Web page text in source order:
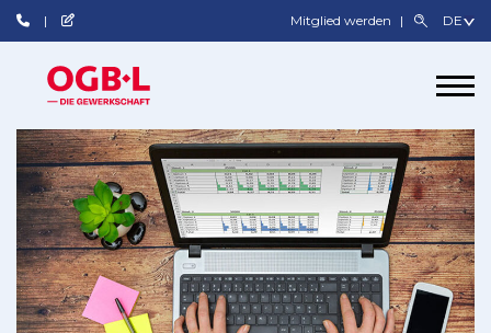
Mitglied werden